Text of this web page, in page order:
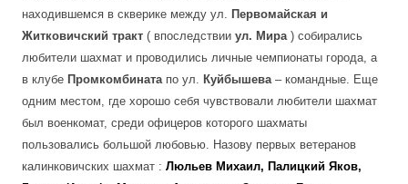
находившемся в скверике между ул. Первомайская и
Житковичский тракт ( впоследствии ул. Мира ) собирались
любители шахмат и проводились личные чемпионаты города, а
в клубе Промкомбината по ул. Куйбышева – командные. Еще
одним местом, где хорошо себя чувствовали любители шахмат
был военкомат, среди офицеров которого шахматы
пользовались большой любовью. Назову первых ветеранов
калинковичских шахмат : Люльев Михаил, Палицкий Яков,